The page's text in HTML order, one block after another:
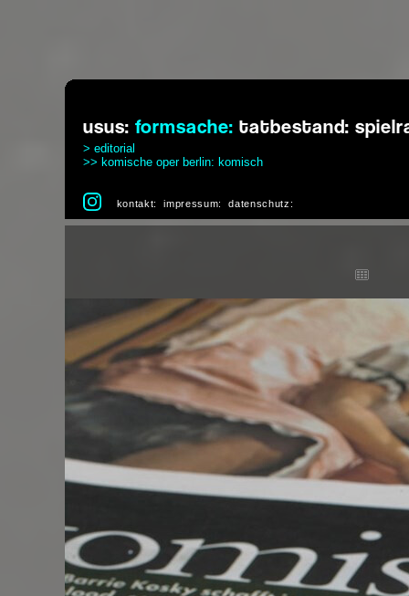
usus: formsache: tatbestand:
> editorial
>> komische oper berlin: komisch
kontakt: impressum: datenschutz: